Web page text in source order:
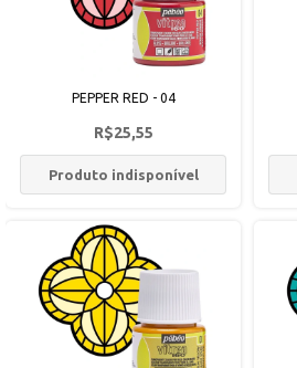
PEPPER RED - 04
R$25,55
Produto indisponível